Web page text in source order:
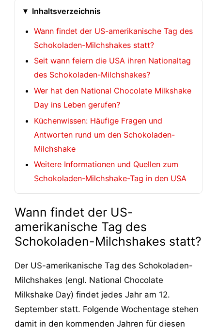
Inhaltsverzeichnis
Wann findet der US-amerikanische Tag des
Schokoladen-Milchshakes statt?
Seit wann feiern die USA ihren Nationaltag
des Schokoladen-Milchshakes?
Wer hat den National Chocolate Milkshake
Day ins Leben gerufen?
Küchenwissen: Häufige Fragen und
Antworten rund um den Schokoladen-
Milchshake
Weitere Informationen und Quellen zum
Schokoladen-Milchshake-Tag in den USA
Wann findet der US-
amerikanische Tag des
Schokoladen-Milchshakes statt?
Der US-amerikanische Tag des Schokoladen-
Milchshakes (engl. National Chocolate
Milkshake Day) findet jedes Jahr am 12.
September statt. Folgende Wochentage stehen
damit in den kommenden Jahren für diesen